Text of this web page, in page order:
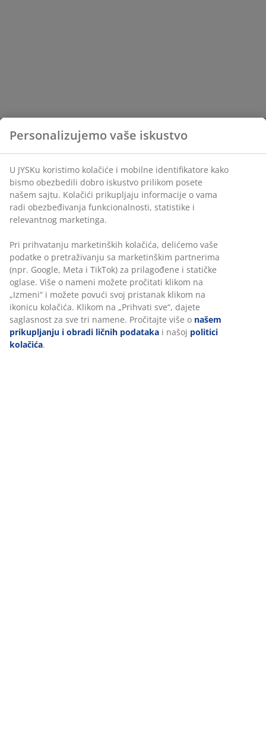
Personalizujemo vaše iskustvo
U JYSKu koristimo kolačiće i mobilne identifikatore kako
bismo obezbedili dobro iskustvo prilikom posete
našem sajtu. Kolačići prikupljaju informacije o vama
radi obezbeđivanja funkcionalnosti, statistike i
relevantnog marketinga.
Pri prihvatanju marketinških kolačića, delićemo vaše
podatke o pretraživanju sa marketinškim partnerima
(npr. Google, Meta i TikTok) za prilagođene i statičke
oglase. Više o nameni možete pročitati klikom na
„Izmeni“ i možete povući svoj pristanak klikom na
ikonicu kolačića. Klikom na „Prihvati sve“, dajete
saglasnost za sve tri namene. Pročitajte više o našem
prikupljanju i obradi ličnih podataka i našoj politici
kolačića.